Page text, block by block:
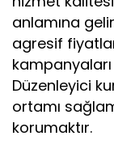
anlamına
agresif
Düzenleyici
ortamı
korumaktır.